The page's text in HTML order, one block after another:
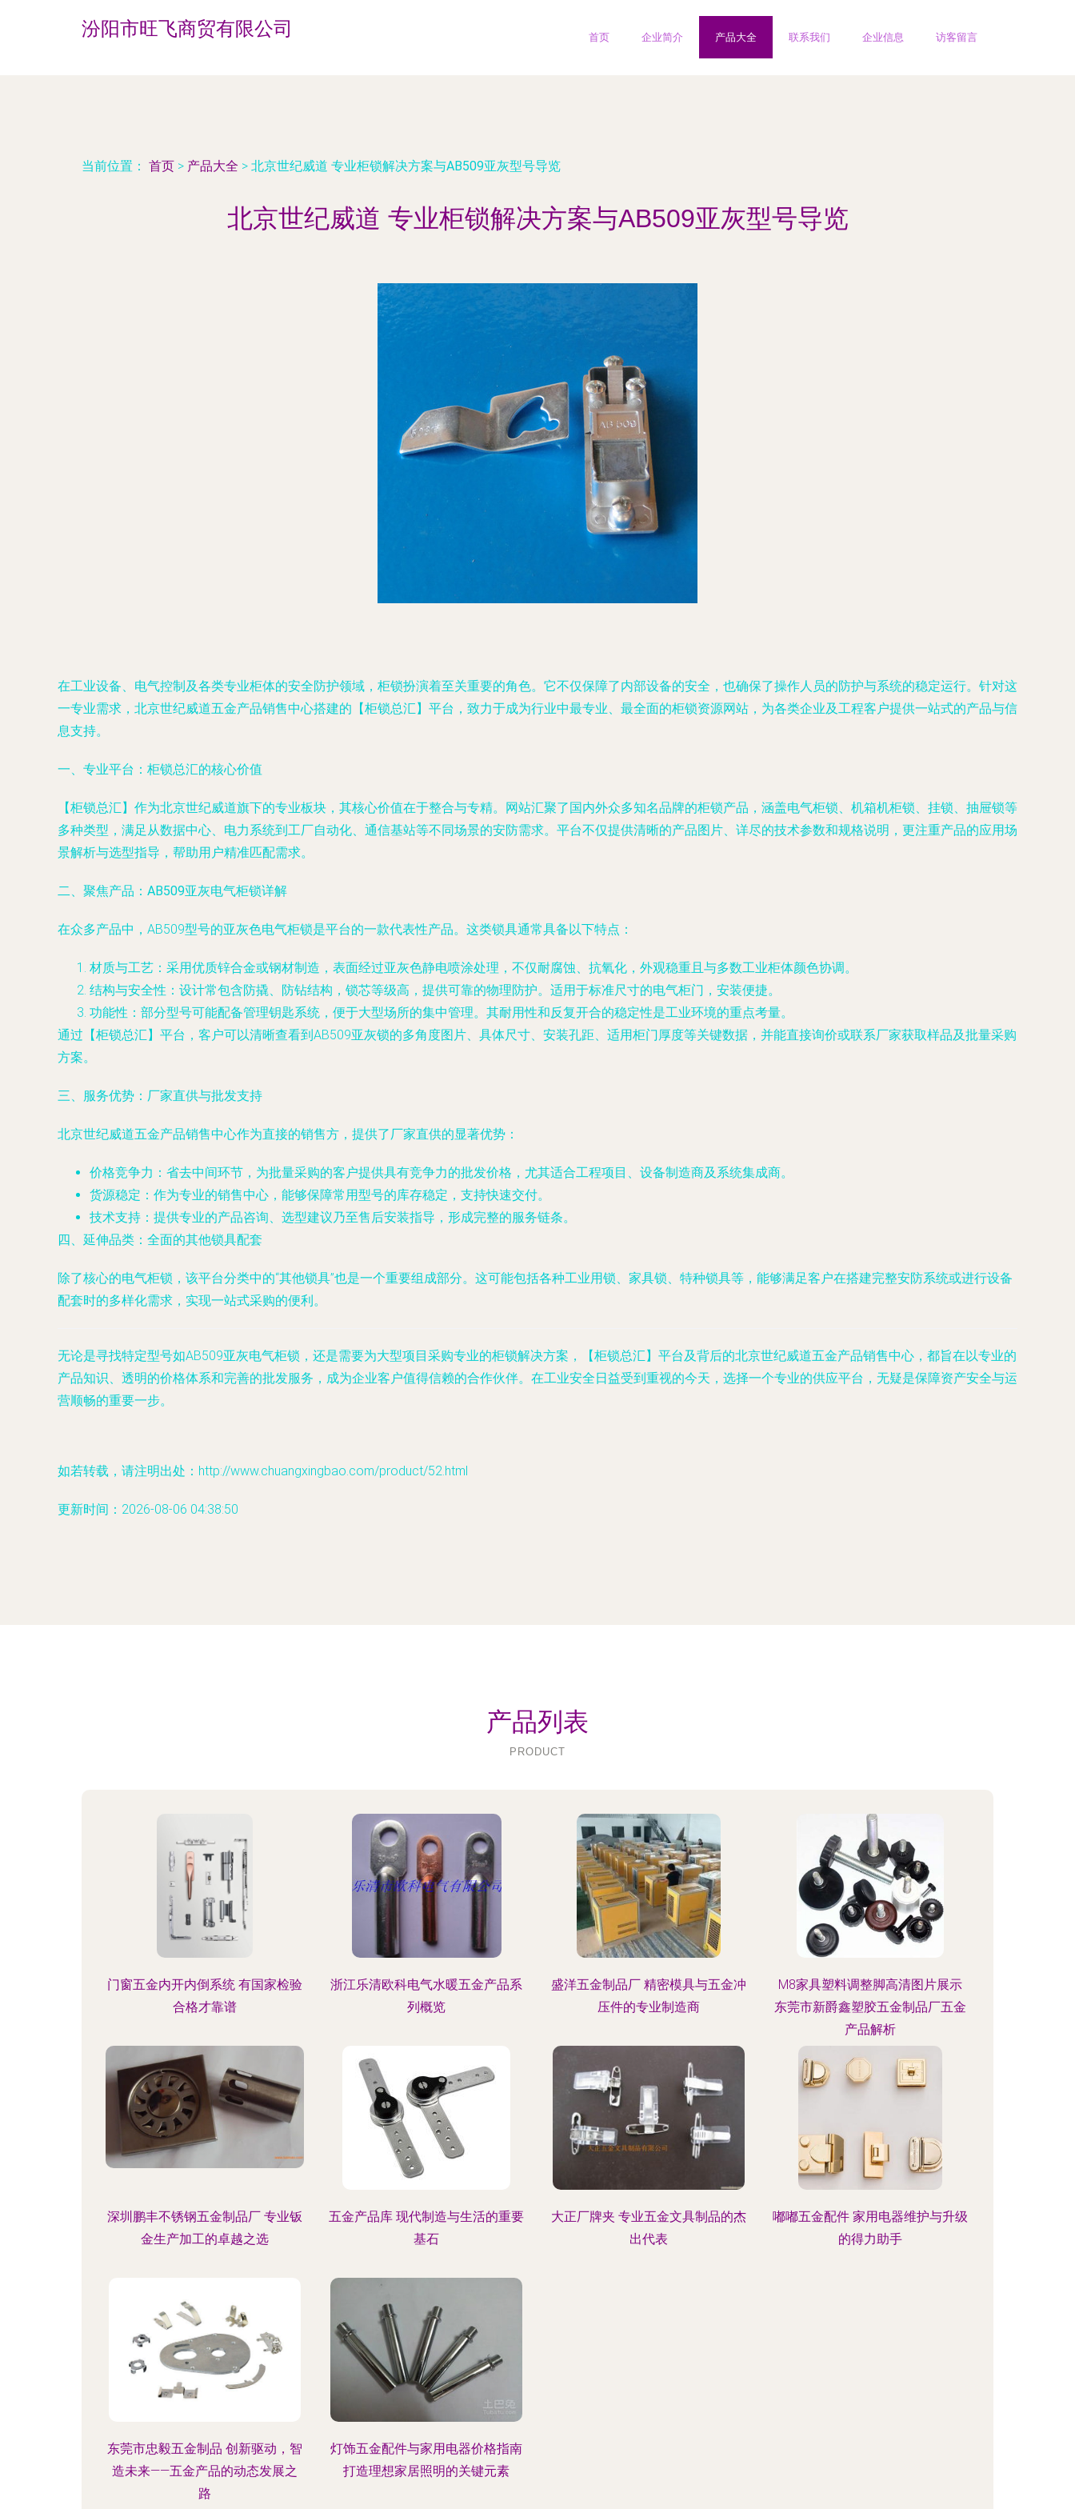
汾阳市旺飞商贸有限公司 首页 企业简介 产品大全 联系我们 企业信息 访客留言
当前位置： 首页 > 产品大全 > 北京世纪威道 专业柜锁解决方案与AB509亚灰型号导览
北京世纪威道 专业柜锁解决方案与AB509亚灰型号导览
在工业设备、电气控制及各类专业柜体的安全防护领域，柜锁扮演着至关重要的角色。它不仅保障了内部设备的安全，也确保了操作人员的防护与系统的稳定运行。针对这
一专业需求，北京世纪威道五金产品销售中心搭建的【柜锁总汇】平台，致力于成为行业中最专业、最全面的柜锁资源网站，为各类企业及工程客户提供一站式的产品与信
息支持。
一、专业平台：柜锁总汇的核心价值
【柜锁总汇】作为北京世纪威道旗下的专业板块，其核心价值在于整合与专精。网站汇聚了国内外众多知名品牌的柜锁产品，涵盖电气柜锁、机箱机柜锁、挂锁、抽屉锁等
多种类型，满足从数据中心、电力系统到工厂自动化、通信基站等不同场景的安防需求。平台不仅提供清晰的产品图片、详尽的技术参数和规格说明，更注重产品的应用场
景解析与选型指导，帮助用户精准匹配需求。
二、聚焦产品：AB509亚灰电气柜锁详解
在众多产品中，AB509型号的亚灰色电气柜锁是平台的一款代表性产品。这类锁具通常具备以下特点：
材质与工艺 ：采用优质锌合金或钢材制造，表面经过亚灰色静电喷涂处理，不仅耐腐蚀、抗氧化，外观稳重且与多数工业柜体颜色协调。
结构与安全性 ：设计常包含防撬、防钻结构，锁芯等级高，提供可靠的物理防护。适用于标准尺寸的电气柜门，安装便捷。
功能性 ：部分型号可能配备管理钥匙系统，便于大型场所的集中管理。其耐用性和反复开合的稳定性是工业环境的重点考量。
通过【柜锁总汇】平台，客户可以清晰查看到AB509亚灰锁的多角度图片、具体尺寸、安装孔距、适用柜门厚度等关键数据，并能直接询价或联系厂家获取样品及批量采购
方案。
三、服务优势：厂家直供与批发支持
北京世纪威道五金产品销售中心作为直接的销售方，提供了厂家直供的显著优势：
价格竞争力 ：省去中间环节，为批量采购的客户提供具有竞争力的批发价格，尤其适合工程项目、设备制造商及系统集成商。
货源稳定 ：作为专业的销售中心，能够保障常用型号的库存稳定，支持快速交付。
技术支持 ：提供专业的产品咨询、选型建议乃至售后安装指导，形成完整的服务链条。
四、延伸品类：全面的其他锁具配套
除了核心的电气柜锁，该平台分类中的“其他锁具”也是一个重要组成部分。这可能包括各种工业用锁、家具锁、特种锁具等，能够满足客户在搭建完整安防系统或进行设备
配套时的多样化需求，实现一站式采购的便利。
无论是寻找特定型号如AB509亚灰电气柜锁，还是需要为大型项目采购专业的柜锁解决方案，【柜锁总汇】平台及背后的北京世纪威道五金产品销售中心，都旨在以专业的
产品知识、透明的价格体系和完善的批发服务，成为企业客户值得信赖的合作伙伴。在工业安全日益受到重视的今天，选择一个专业的供应平台，无疑是保障资产安全与运
营顺畅的重要一步。
如若转载，请注明出处：http://www.chuangxingbao.com/product/52.html
更新时间：2026-08-06 04:38:50
产品列表
PRODUCT
门窗五金内开内倒系统 有国家检验
合格才靠谱
浙江乐清欧科电气水暖五金产品系
列概览
盛洋五金制品厂 精密模具与五金冲
压件的专业制造商
M8家具塑料调整脚高清图片展示
东莞市新爵鑫塑胶五金制品厂五金
产品解析
深圳鹏丰不锈钢五金制品厂 专业钣
金生产加工的卓越之选
五金产品库 现代制造与生活的重要
基石
大正厂牌夹 专业五金文具制品的杰
出代表
嘟嘟五金配件 家用电器维护与升级
的得力助手
东莞市忠毅五金制品 创新驱动，智
造未来——五金产品的动态发展之
路
灯饰五金配件与家用电器价格指南
打造理想家居照明的关键元素